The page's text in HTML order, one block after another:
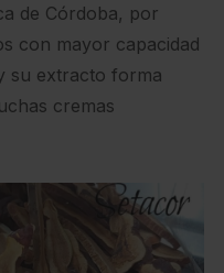
de Córdoba, por
con mayor capacidad
su extracto forma
cremas